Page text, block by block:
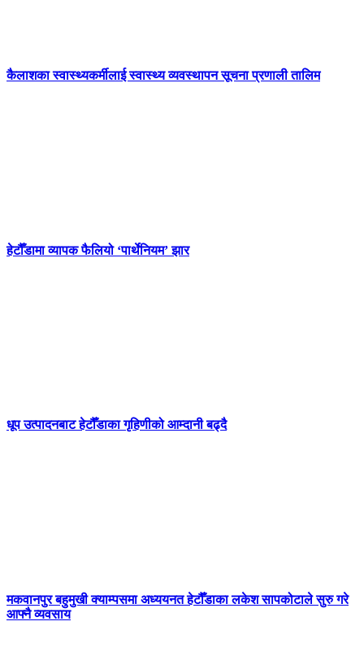
कैलाशका स्वास्थ्यकर्मीलाई स्वास्थ्य व्यवस्थापन सूचना प्रणाली तालिम
हेटौँडामा व्यापक फैलियो ‘पार्थेनियम’ झार
धूप उत्पादनबाट हेटौँडाका गृहिणीको आम्दानी बढ्दै
मकवानपुर बहुमुखी क्याम्पसमा अध्ययनत हेटौँडाका लकेश सापकोटाले सुरु गरे
आफ्नै व्यवसाय